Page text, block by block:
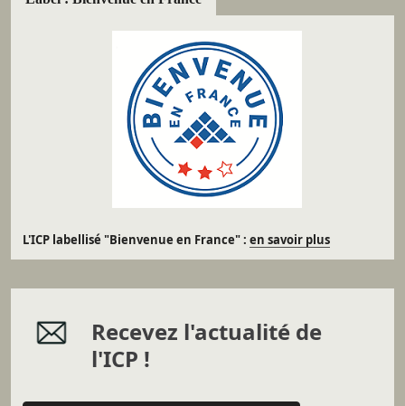
L'ICP labellisé "Bienvenue en France" : en savoir plus
Recevez l'actualité de
l'ICP !